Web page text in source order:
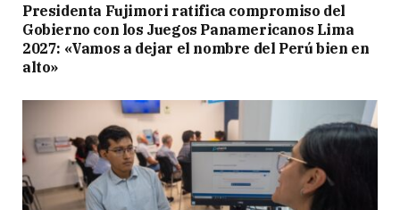
Presidenta Fujimori ratifica compromiso del
Gobierno con los Juegos Panamericanos Lima
2027: «Vamos a dejar el nombre del Perú bien en
alto»